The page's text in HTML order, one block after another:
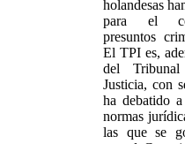
holandesas
para el
presuntos
El TPI es,
del
Justicia, con
ha debatido
normas
las que se